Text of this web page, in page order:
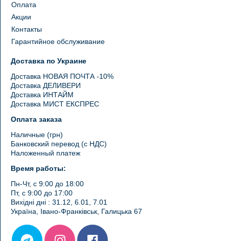
Оплата
Акции
Контакты
Гарантийное обслуживание
Доставка по Украине
Доставка НОВАЯ ПОЧТА -10%
Доставка ДЕЛИВЕРИ
Доставка ИНТАЙМ
Доставка МИСТ ЕКСПРЕС
Оплата заказа
Наличные (грн)
Банковский перевод (с НДС)
Наложенный платеж
Время работы:
Пн-Чт, с 9:00 до 18:00
Пт, с 9:00 до 17:00
Вихідні дні : 31.12, 6.01, 7.01
Україна, Івано-Франківськ, Галицька 67